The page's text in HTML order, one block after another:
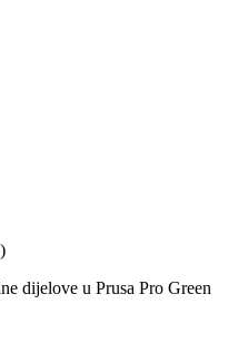
dijelove u Prusa Pro Green